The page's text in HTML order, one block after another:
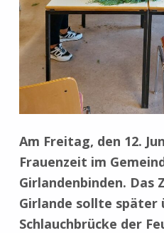
Am Freitag, den 12.
Frauenzeit im
Girlandenbinden. Das
Girlande sollte später
Schlauchbrücke der